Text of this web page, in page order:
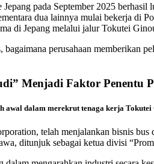
pada September 2025
dua lainnya mulai bekerja di
di Jepang melalui jalur Tokutei
perusahaan memberikan
Menjadi Faktor Penentu
dalam merekrut tenaga kerja Tokutei
telah menjalankan bisnis
ditunjuk sebagai ketua divisi